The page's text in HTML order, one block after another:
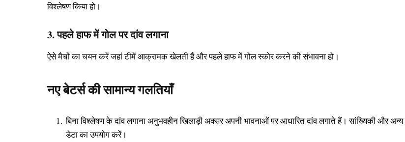
विश्लेषण किया हो।
3. पहले हाफ में गोल पर दांव लगाना
ऐसे मैचों का चयन करें जहां टीमें आक्रामक खेलती हैं और पहले हाफ में गोल स्कोर करने की संभावना हो।
नए बेटर्स की सामान्य गलतियाँ
बिना विश्लेषण के दांव लगाना अनुभवहीन खिलाड़ी अक्सर अपनी भावनाओं पर आधारित दांव लगाते हैं। सांख्यिकी और अन्य
डेटा का उपयोग करें।